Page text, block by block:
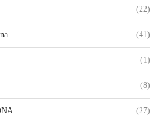
(22)
(41)
(1)
(8)
(27)